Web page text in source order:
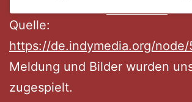
Quelle:
https://de.indymedia.org/
Meldung und Bilder wurden
zugespielt.